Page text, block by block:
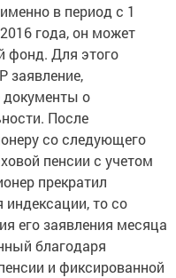
в период с 1
года, он может
фонд. Для этого
заявление,
о
После
со следующего
пенсии с учетом
прекратил
индексации, то со
его заявления месяца
благодаря
и фиксированной